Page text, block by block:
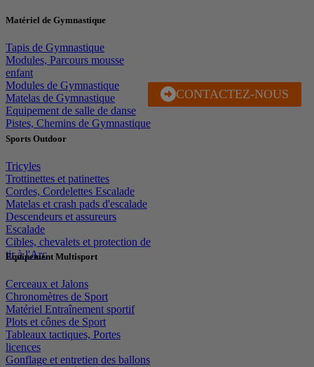
J'EN PROFITE
CONTACTEZ-NOUS
Matériel de Gymnastique
Tapis de Gymnastique
Modules, Parcours mousse
enfant
Modules de Gymnastique
Matelas de Gymnastique
Equipement de salle de danse
Pistes, Chemins de Gymnastique
Sports Outdoor
Tricyles
Trottinettes et patinettes
Cordes, Cordelettes Escalade
Matelas et crash pads d'escalade
Descendeurs et assureurs
Escalade
Cibles, chevalets et protection de
tir à l'Arc
Equipement Multisport
Cerceaux et Jalons
Chronomètres de Sport
Matériel Entraînement sportif
Plots et cônes de Sport
Tableaux tactiques, Portes
licences
Gonflage et entretien des ballons